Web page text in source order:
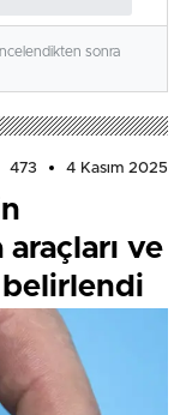
sonra
473 4 Kasım 2025
araçları ve
belirlendi